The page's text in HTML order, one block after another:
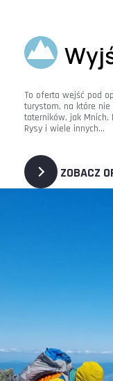
To oferta wejść pod
turystom, na które
taterników, jak Mnich,
Rysy i wiele innych...
ZOBACZ